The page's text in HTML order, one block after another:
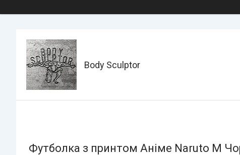
Body Sculptor
Футболка з принтом Аніме Naruto M